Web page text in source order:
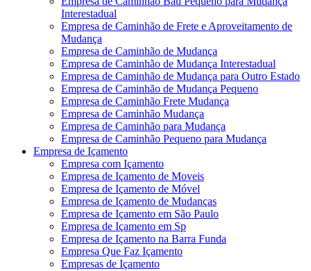
Interestadual
Empresa de Caminhão de Frete e Aproveitamento de
Mudança
Empresa de Caminhão de Mudança
Empresa de Caminhão de Mudança Interestadual
Empresa de Caminhão de Mudança para Outro Estado
Empresa de Caminhão de Mudança Pequeno
Empresa de Caminhão Frete Mudança
Empresa de Caminhão Mudança
Empresa de Caminhão para Mudança
Empresa de Caminhão Pequeno para Mudança
Empresa de Içamento
Empresa com Içamento
Empresa de Içamento de Moveis
Empresa de Içamento de Móvel
Empresa de Içamento de Mudanças
Empresa de Içamento em São Paulo
Empresa de Içamento em Sp
Empresa de Içamento na Barra Funda
Empresa Que Faz Içamento
Empresas de Içamento